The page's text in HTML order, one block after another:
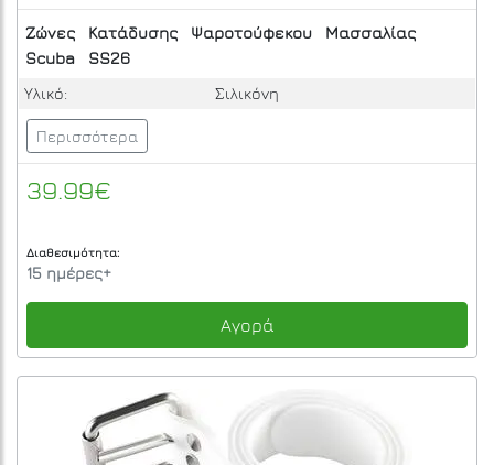
Ζώνες Κατάδυσης Ψαροτούφεκου
Μασσαλίας
Scuba
SS26
Υλικό:
Σιλικόνη
Περισσότερα
39.99€
Διαθεσιμότητα:
15 ημέρες+
Αγορά